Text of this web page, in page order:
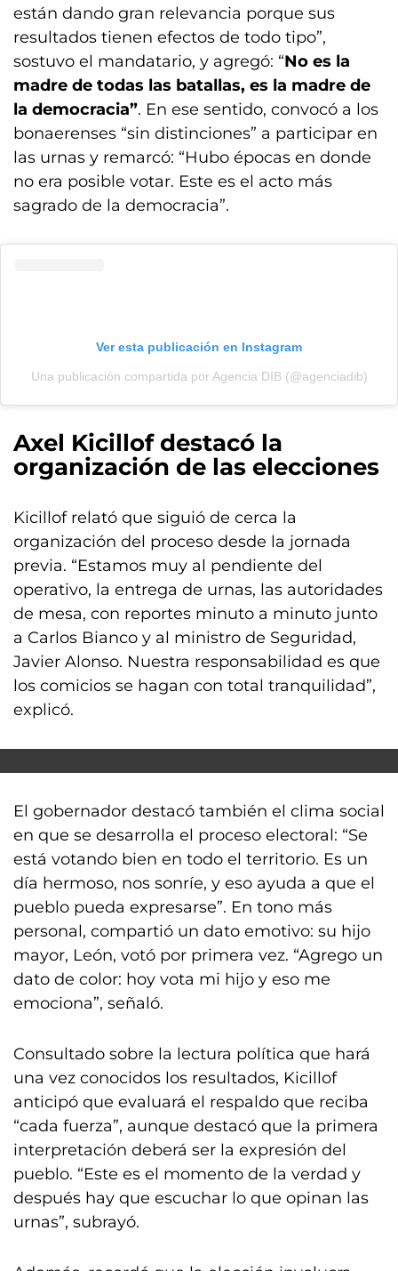
están dando gran relevancia porque sus
resultados tienen efectos de todo tipo”,
sostuvo el mandatario, y agregó: “No es la
madre de todas las batallas, es la madre de
la democracia”. En ese sentido, convocó a los
bonaerenses “sin distinciones” a participar en
las urnas y remarcó: “Hubo épocas en donde
no era posible votar. Este es el acto más
sagrado de la democracia”.
Ver esta publicación en Instagram
Una publicación compartida por Agencia DIB (@agenciadib)
Axel Kicillof destacó la
organización de las elecciones
Kicillof relató que siguió de cerca la
organización del proceso desde la jornada
previa. “Estamos muy al pendiente del
operativo, la entrega de urnas, las autoridades
de mesa, con reportes minuto a minuto junto
a Carlos Bianco y al ministro de Seguridad,
Javier Alonso. Nuestra responsabilidad es que
los comicios se hagan con total tranquilidad”,
explicó.
El gobernador destacó también el clima social
en que se desarrolla el proceso electoral: “Se
está votando bien en todo el territorio. Es un
día hermoso, nos sonríe, y eso ayuda a que el
pueblo pueda expresarse”. En tono más
personal, compartió un dato emotivo: su hijo
mayor, León, votó por primera vez. “Agrego un
dato de color: hoy vota mi hijo y eso me
emociona”, señaló.
Consultado sobre la lectura política que hará
una vez conocidos los resultados, Kicillof
anticipó que evaluará el respaldo que reciba
“cada fuerza”, aunque destacó que la primera
interpretación deberá ser la expresión del
pueblo. “Este es el momento de la verdad y
después hay que escuchar lo que opinan las
urnas”, subrayó.